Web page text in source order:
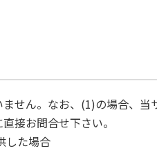
せん。なお、(1)の場合、当
接お問合せ下さい。
した場合